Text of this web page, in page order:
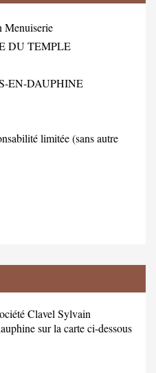
Menuiserie
DU TEMPLE
EN-DAUPHINE
limitée (sans autre
Clavel Sylvain
sur la carte ci-dessous